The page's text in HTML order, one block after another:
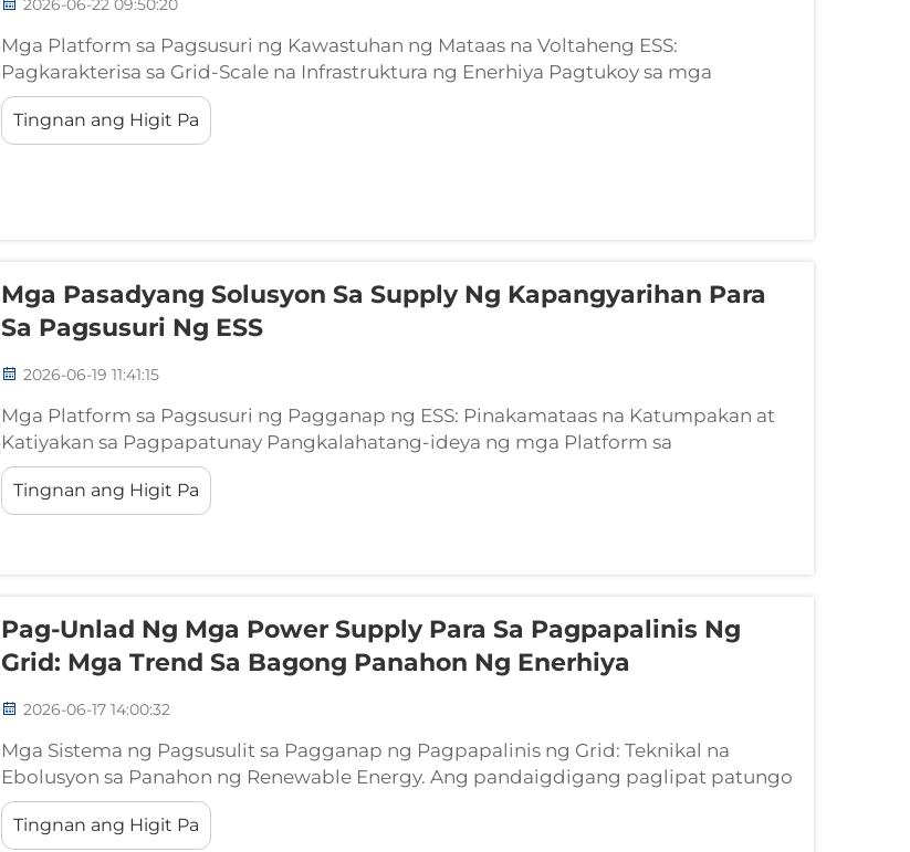
2026-06-22 09:50:20
Mga Platform sa Pagsusuri ng Kawastuhan ng Mataas na Voltaheng ESS:
Pagkarakterisa sa Grid-Scale na Infrastruktura ng Enerhiya Pagtukoy sa mga
Platform sa Pagsusuri ng Kawastuhan ng Mataas na Voltaheng ESS Ang isang
platform sa pagsusuri ng kawastuhan ng mataas na voltaheng ESS ay isang
espesyalisadong instrumento sa pagpapatunay na nag-uugnay...
Tingnan ang Higit Pa
Mga Pasadyang Solusyon Sa Supply Ng Kapangyarihan Para
Sa Pagsusuri Ng ESS
2026-06-19 11:41:15
Mga Platform sa Pagsusuri ng Pagganap ng ESS: Pinakamataas na Katumpakan at
Katiyakan sa Pagpapatunay Pangkalahatang-ideya ng mga Platform sa
Pagpapatunay ng Pagganap sa Antas ng Sistema Ang mga platform sa pagsusuri ng
pagganap ng Energy Storage System (ESS) ay mga lubhang espesyalisadong
arkitektura na idinisenyo para sa...
Tingnan ang Higit Pa
Pag-Unlad Ng Mga Power Supply Para Sa Pagpapalinis Ng
Grid: Mga Trend Sa Bagong Panahon Ng Enerhiya
2026-06-17 14:00:32
Mga Sistema ng Pagsusulit sa Pagganap ng Pagpapalinis ng Grid: Teknikal na
Ebolusyon sa Panahon ng Renewable Energy. Ang pandaigdigang paglipat patungo
sa renewable energy ay lubos na binago ang arkitektura ng modernong electrical
grid. Habang lumalaki ang scale ng solar power sa antas ng utility...
Tingnan ang Higit Pa